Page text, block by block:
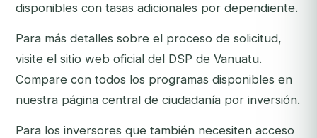
disponibles con tasas adicionales por dependiente.
Para más detalles sobre el proceso de solicitud,
visite el sitio web oficial del DSP de Vanuatu.
Compare con todos los programas disponibles en
nuestra página central de ciudadanía por inversión.
Para los inversores que también necesiten acceso